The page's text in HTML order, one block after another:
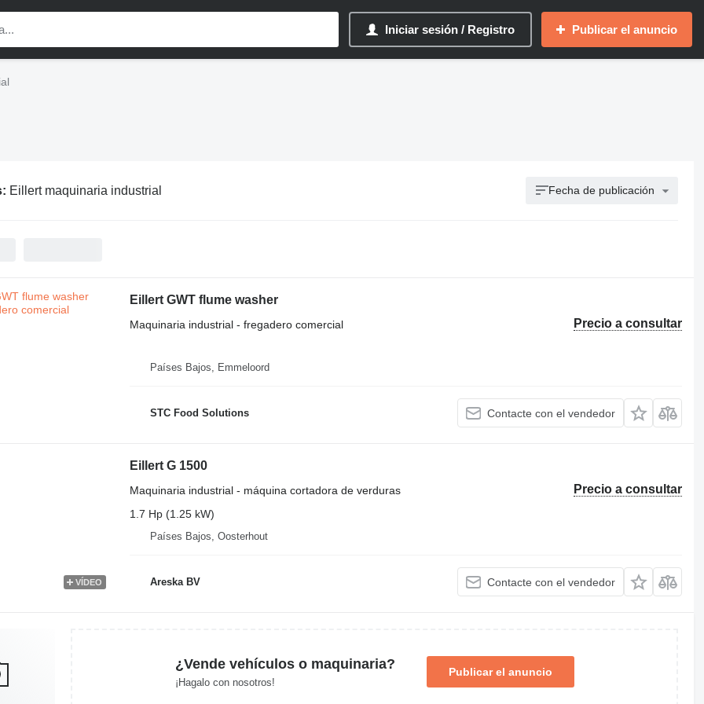
Iniciar sesión / Registro Publicar el anuncio
Eillert maquinaria industrial Fecha de publicación
Eillert GWT flume washer
Precio a consultar
Maquinaria industrial - fregadero comercial
Países Bajos, Emmeloord
STC Food Solutions Contacte con el vendedor
VÍDEO
Eillert G 1500
Precio a consultar
Maquinaria industrial - máquina cortadora de verduras
1.7 Hp (1.25 kW)
Países Bajos, Oosterhout
Areska BV Contacte con el vendedor
¿Vende vehículos o maquinaria?
¡Hagalo con nosotros!
Publicar el anuncio